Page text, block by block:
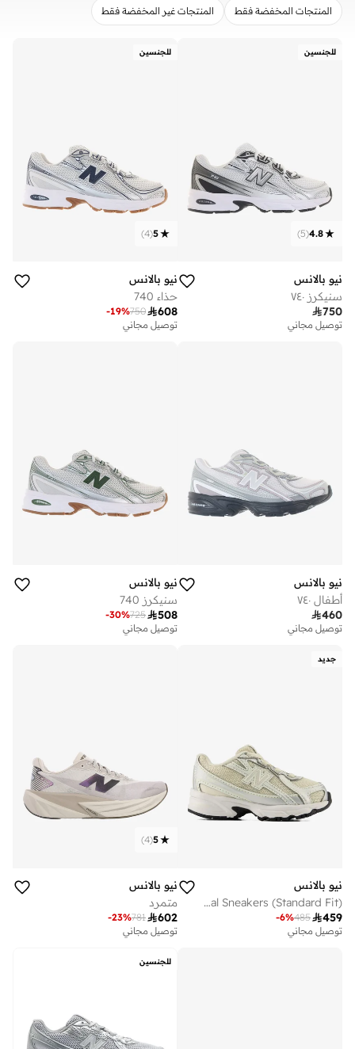
المنتجات المخفضة فقط المنتجات غير المخفضة فقط
للجنسين
4.8
(
5
)
نيو بالانس
سنيكرز ٧٤٠
750
توصيل مجاني
للجنسين
5
(
4
)
نيو بالانس
حذاء 740
608
750
-19%
توصيل مجاني
نيو بالانس
أطفال ٧٤٠
460
توصيل مجاني
نيو بالانس
سنيكرز 740
508
725
-30%
توصيل مجاني
جديد
نيو بالانس
Kids 740 BUNGEE LACE casual Sneakers (Standard Fit)
459
485
-6%
توصيل مجاني
5
(
4
)
نيو بالانس
متمرد
602
781
-23%
توصيل مجاني
للجنسين